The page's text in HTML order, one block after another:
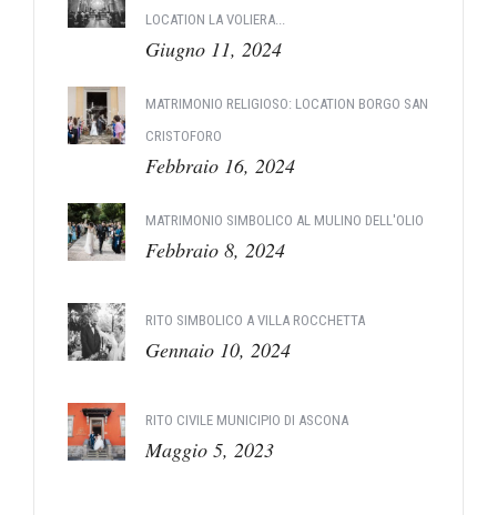
LOCATION LA VOLIERA...
Giugno 11, 2024
MATRIMONIO RELIGIOSO: LOCATION BORGO SAN
CRISTOFORO
Febbraio 16, 2024
MATRIMONIO SIMBOLICO AL MULINO DELL'OLIO
Febbraio 8, 2024
RITO SIMBOLICO A VILLA ROCCHETTA
Gennaio 10, 2024
RITO CIVILE MUNICIPIO DI ASCONA
Maggio 5, 2023